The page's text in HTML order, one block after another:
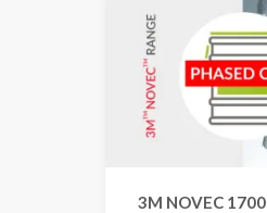
3M NOVEC 1700